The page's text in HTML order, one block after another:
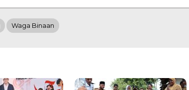
Waga Binaan